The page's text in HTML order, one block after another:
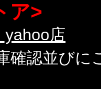
ア>
yahoo店
確認並び